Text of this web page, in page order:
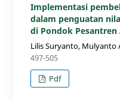
Implementasi
dalam penguatan
di Pondok Pesantren
Lilis Suryanto, Mulyanto
497-505
Pdf